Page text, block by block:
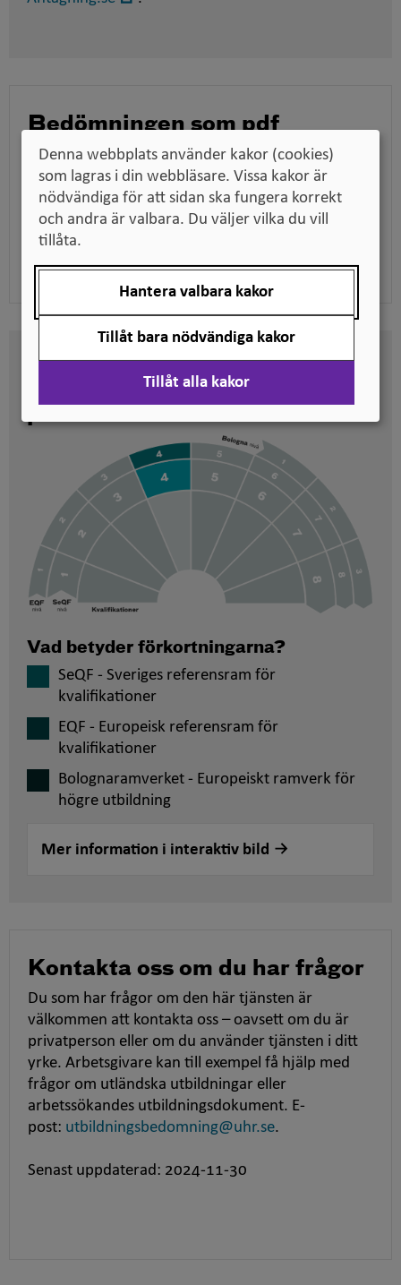
Bedömningen som pdf
Ladda ner bedömningen för att till exempel kunna
skicka den till en arbetsgivare när du söker jobb,
tillsammans med dina utbildningsdokument.
Här kan du se på vilken nivå
svenska kvalifikationer är
Vad betyder förkortningarna?
SeQF - Sveriges referensram för
kvalifikationer
EQF - Europeisk referensram för
kvalifikationer
Bolognaramverket - Europeiskt ramverk för
högre utbildning
Mer information i interaktiv bild
Kontakta oss om du har frågor
Du som har frågor om den här tjänsten är
välkommen att kontakta oss – oavsett om du är
privatperson eller om du använder tjänsten i ditt
yrke. Arbetsgivare kan till exempel få hjälp med
frågor om utländska utbildningar eller
arbetssökandes utbildningsdokument. E-
post: utbildningsbedomning@uhr.se.
Senast uppdaterad: 2024-11-30
Denna webbplats använder kakor (cookies)
som lagras i din webbläsare. Vissa kakor är
nödvändiga för att sidan ska fungera korrekt
och andra är valbara. Du väljer vilka du vill
tillåta.
Hantera valbara kakor
Tillåt bara nödvändiga kakor
Tillåt alla kakor